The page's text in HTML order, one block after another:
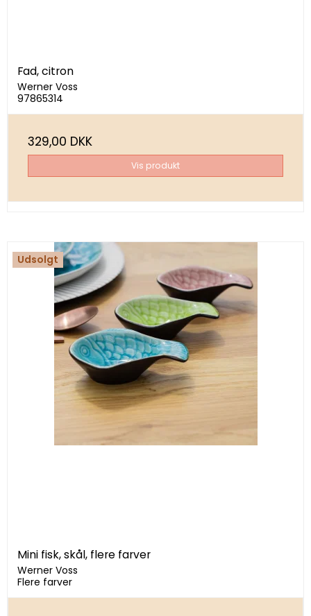
Fad, citron
Werner Voss
97865314
329,00 DKK
Vis produkt
Udsolgt
Mini fisk, skål, flere farver
Werner Voss
Flere farver